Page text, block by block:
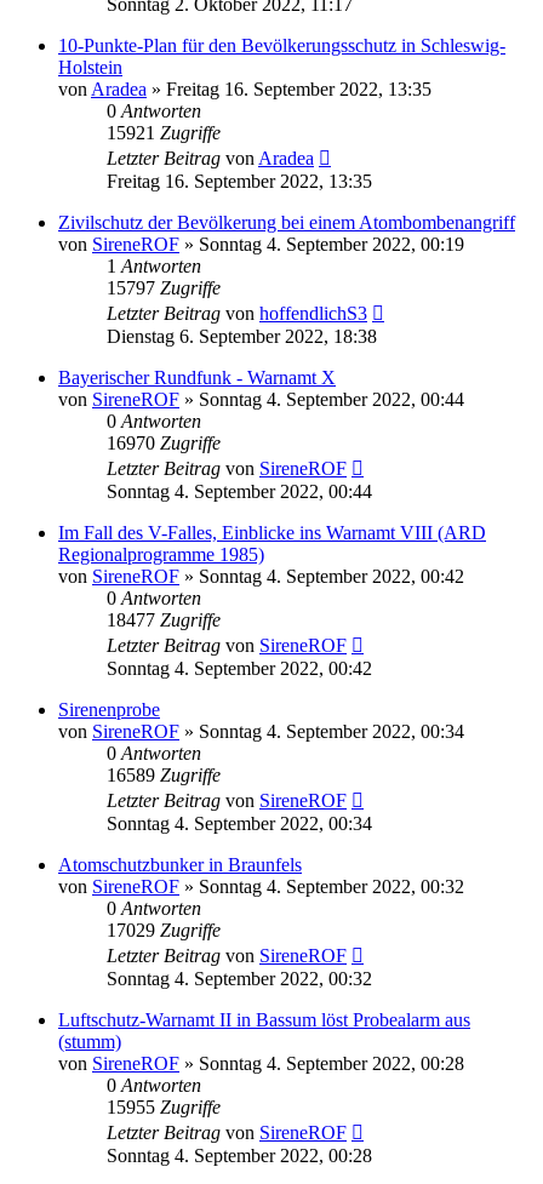
10-Punkte-Plan für den Bevölkerungsschutz in Schleswig-
Holstein
von Aradea » Freitag 16. September 2022, 13:35
0 Antworten
15921 Zugriffe
Letzter Beitrag von Aradea
Freitag 16. September 2022, 13:35
Zivilschutz der Bevölkerung bei einem Atombombenangriff
von SireneROF » Sonntag 4. September 2022, 00:19
1 Antworten
15797 Zugriffe
Letzter Beitrag von hoffendlichS3
Dienstag 6. September 2022, 18:38
Bayerischer Rundfunk - Warnamt X
von SireneROF » Sonntag 4. September 2022, 00:44
0 Antworten
16970 Zugriffe
Letzter Beitrag von SireneROF
Sonntag 4. September 2022, 00:44
Im Fall des V-Falles, Einblicke ins Warnamt VIII (ARD
Regionalprogramme 1985)
von SireneROF » Sonntag 4. September 2022, 00:42
0 Antworten
18477 Zugriffe
Letzter Beitrag von SireneROF
Sonntag 4. September 2022, 00:42
Sirenenprobe
von SireneROF » Sonntag 4. September 2022, 00:34
0 Antworten
16589 Zugriffe
Letzter Beitrag von SireneROF
Sonntag 4. September 2022, 00:34
Atomschutzbunker in Braunfels
von SireneROF » Sonntag 4. September 2022, 00:32
0 Antworten
17029 Zugriffe
Letzter Beitrag von SireneROF
Sonntag 4. September 2022, 00:32
Luftschutz-Warnamt II in Bassum löst Probealarm aus
(stumm)
von SireneROF » Sonntag 4. September 2022, 00:28
0 Antworten
15955 Zugriffe
Letzter Beitrag von SireneROF
Sonntag 4. September 2022, 00:28